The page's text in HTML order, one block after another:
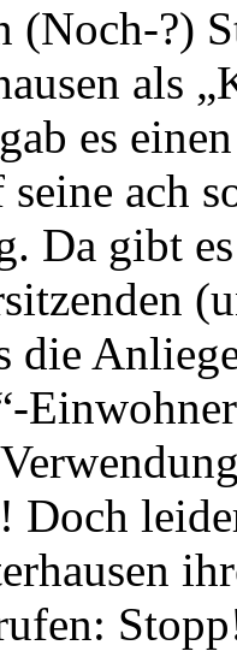
(Noch-?)
als
es
ach
Da gibt
die
Doch